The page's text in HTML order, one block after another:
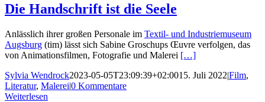
Die Handschrift ist die Seele
Anlässlich ihrer großen Personale im Textil- und Industriemuseum
Augsburg (tim) lässt sich Sabine Groschups Œuvre verfolgen, das
von Animationsfilmen, Fotografie und Malerei […]
Sylvia Wendrock2023-05-05T23:09:39+02:0015. Juli 2022|Film,
Literatur, Malerei|0 Kommentare
Weiterlesen